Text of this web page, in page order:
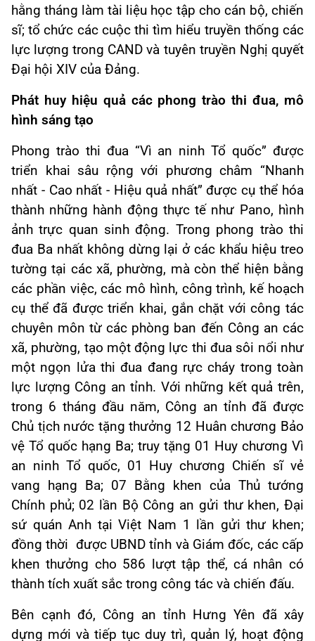
hằng tháng làm tài liệu học tập cho cán bộ, chiến
sĩ; tổ chức các cuộc thi tìm hiểu truyền thống các
lực lượng trong CAND và tuyên truyền Nghị quyết
Đại hội XIV của Đảng.
Phát huy hiệu quả các phong trào thi đua, mô
hình sáng tạo
Phong trào thi đua “Vì an ninh Tổ quốc” được
triển khai sâu rộng với phương châm “Nhanh
nhất - Cao nhất - Hiệu quả nhất” được cụ thể hóa
thành những hành động thực tế như Pano, hình
ảnh trực quan sinh động. Trong phong trào thi
đua Ba nhất không dừng lại ở các khẩu hiệu treo
tường tại các xã, phường, mà còn thể hiện bằng
các phần việc, các mô hình, công trình, kế hoạch
cụ thể đã được triển khai, gắn chặt với công tác
chuyên môn từ các phòng ban đến Công an các
xã, phường, tạo một động lực thi đua sôi nổi như
một ngọn lửa thi đua đang rực cháy trong toàn
lực lượng Công an tỉnh. Với những kết quả trên,
trong 6 tháng đầu năm, Công an tỉnh đã được
Chủ tịch nước tặng thưởng 12 Huân chương Bảo
vệ Tổ quốc hạng Ba; truy tặng 01 Huy chương Vì
an ninh Tổ quốc, 01 Huy chương Chiến sĩ vẻ
vang hạng Ba; 07 Bằng khen của Thủ tướng
Chính phủ; 02 lần Bộ Công an gửi thư khen, Đại
sứ quán Anh tại Việt Nam 1 lần gửi thư khen;
đồng thời được UBND tỉnh và Giám đốc, các cấp
khen thưởng cho 586 lượt tập thể, cá nhân có
thành tích xuất sắc trong công tác và chiến đấu.
Bên cạnh đó, Công an tỉnh Hưng Yên đã xây
dựng mới và tiếp tục duy trì, quản lý, hoạt động